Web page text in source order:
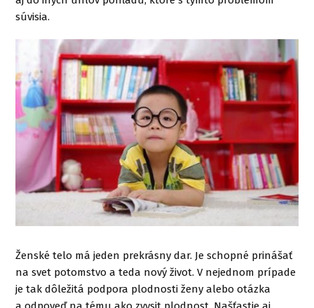
súvisia.
Ženské telo má jeden prekrásny dar. Je schopné prinášať
na svet potomstvo a teda nový život. V nejednom prípade
je tak dôležitá podpora plodnosti ženy alebo otázka